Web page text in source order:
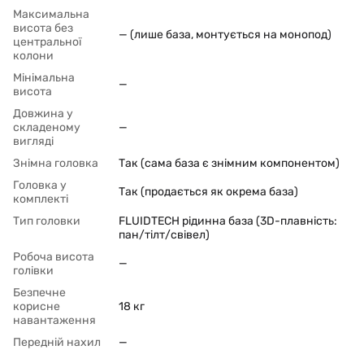
Максимальна
висота без
центральної
колони
— (лише база, монтується на монопод)
Мінімальна
висота
—
Довжина у
складеному
вигляді
—
Знімна головка
Так (сама база є знімним компонентом)
Головка у
комплекті
Так (продається як окрема база)
Тип головки
FLUIDTECH рідинна база (3D-плавність:
пан/тілт/свівел)
Робоча висота
голівки
—
Безпечне
корисне
навантаження
18 кг
Передній нахил
—